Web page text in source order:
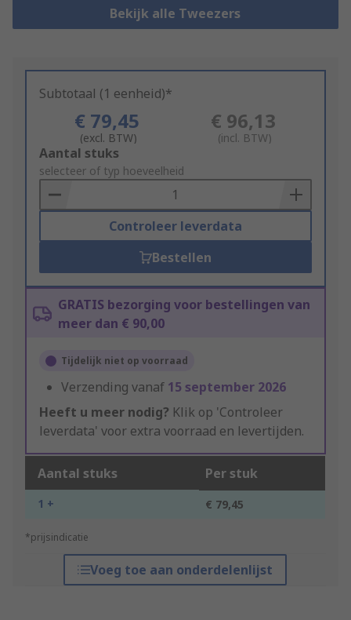
Bekijk alle Tweezers
Subtotaal (1 eenheid)*
€ 79,45
(excl. BTW)
€ 96,13
(incl. BTW)
Add
to
Basket
Aantal stuks
selecteer of typ hoeveelheid
Controleer leverdata
Bestellen
GRATIS bezorging voor bestellingen van
meer dan € 90,00
Tijdelijk niet op voorraad
Verzending vanaf 15 september 2026
Heeft u meer nodig? Klik op 'Controleer
leverdata' voor extra voorraad en levertijden.
Aantal stuks Per stuk
1 + € 79,45
*prijsindicatie
Voeg toe aan onderdelenlijst